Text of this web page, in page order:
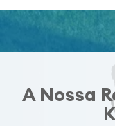
A Nossa